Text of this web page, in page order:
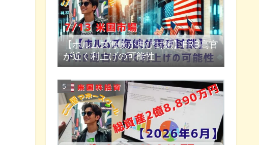
【ホルムズ海峡が再び封鎖】FRB高官
が近く利上げの可能性